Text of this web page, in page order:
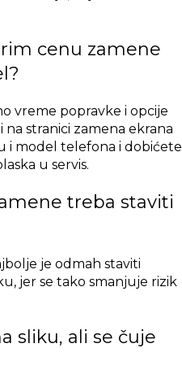
cenu zamene
vreme popravke i opcije
na stranici zamena ekrana
i model telefona i dobićete
u servis.
treba staviti
je odmah staviti
jer se tako smanjuje rizik
sliku, ali se čuje